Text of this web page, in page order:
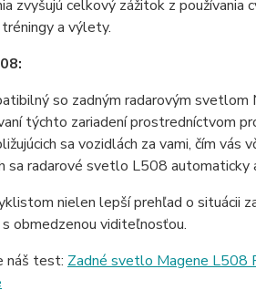
zvyšujú celkový zážitok z
a výlety.
so zadným radarovým svetlom
týchto zariadení
sa vozidlách za vami, čím
sa radarové svetlo L508 automaticky
nielen lepší prehľad o situácii
obmedzenou viditeľnosťou.
náš test: Zadné svetlo Magene L508